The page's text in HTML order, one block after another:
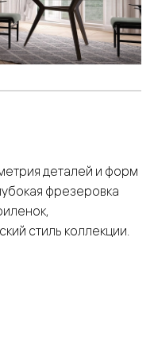
деталей и форм
фрезеровка
стиль коллекции.